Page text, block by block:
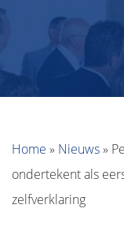
Home » Nieuws»
ondertekent als
zelfverklaring